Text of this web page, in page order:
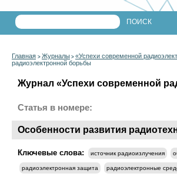
Главная > Журналы > «Успехи современной
радиоэлектронной борьбы
Журнал «Успехи современной
Статья в номере:
Особенности развития
Ключевые слова: источник радиоизлучения
радиоэлектронная защита радиоэлектронные